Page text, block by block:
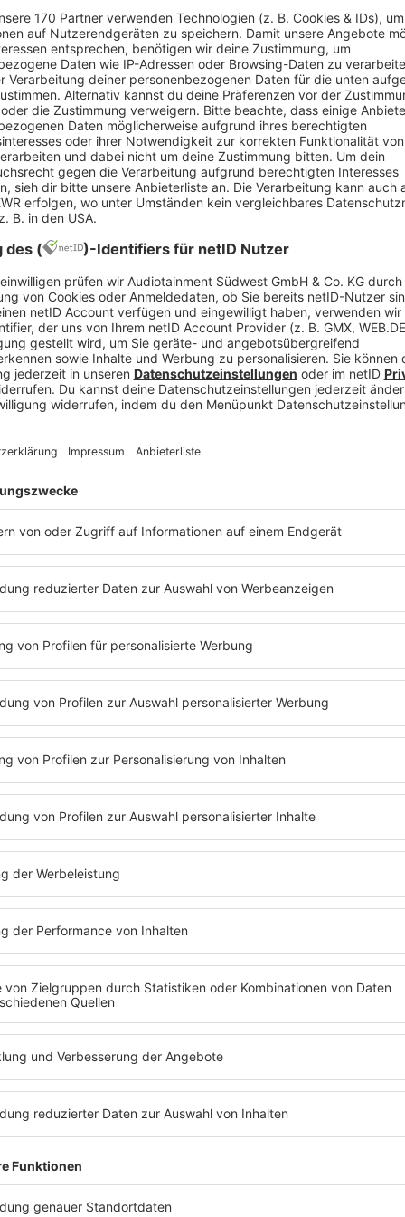
Rechte kennt und klug reagiert, kann
in Deutschland endet bereits
und Berufsforschung hervor, die
Zahl ein Schock, denn nach langer Suche und
kaum jemand mit einem so frühen Ende.
den ersten Blick sichtbar ist. Wer seine Rechte
in eine zweite Chance.
sind klar geregelt
lernen, ob die Stelle ihren Erwartungen
da die gesetzliche Kündigungsfrist nach §
klingt das hart, doch genau
lange Bindung voneinander zu trennen.
in der Probezeit nicht, dass Betroffene
Angestellte sogar Anspruch auf eine
kannten. Häufiger ist es jedoch
Dieses Dokument bildet später die Basis für
Wer also beim Gespräch über das Ende
seine Rechte einfordert, sichert sich wichtige
Einfluss
Selbst wenn das Arbeitsverhältnis nur wenige
Leistung und Verhalten liefern. Arbeitgeber sind
ein wohlwollendes Zeugnis auszustellen.
positiv zu deuten ist.
die ihm übertragenen Aufgaben stets zu
gilt aber im sogenannten Zeugnisdeutsch
eher durchschnittliche Leistung. Deutlich
zu unserer vollsten Zufriedenheit“, was als
der Beschreibung des Sozialverhaltens: „Sein